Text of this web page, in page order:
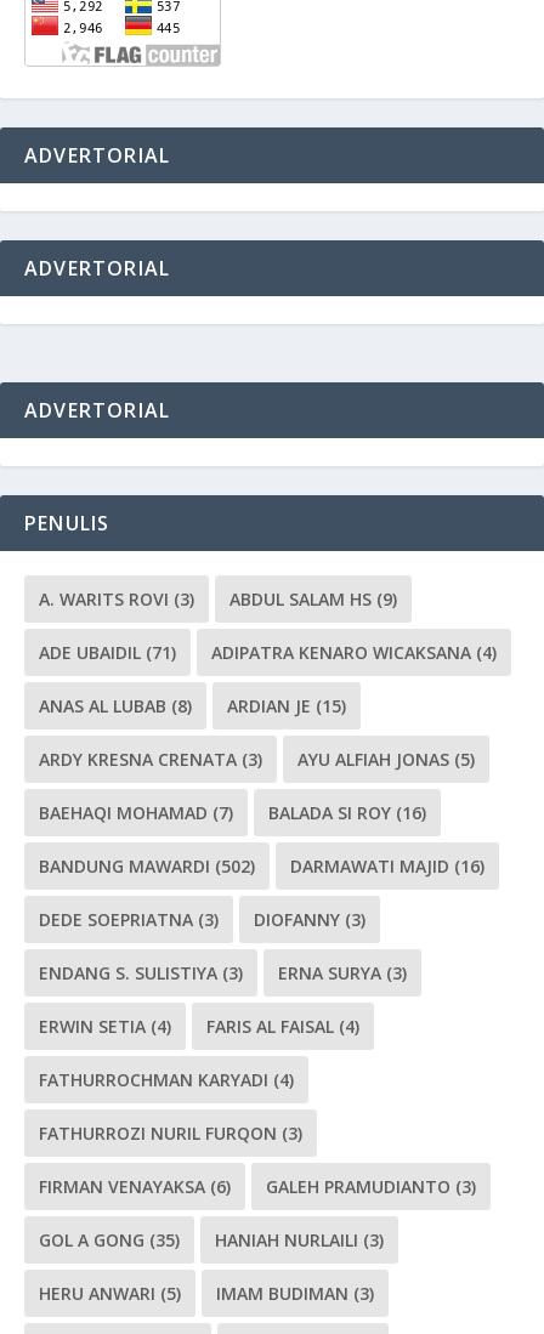
ADVERTORIAL
ADVERTORIAL
ADVERTORIAL
PENULIS
A. WARITS ROVI (3) ABDUL SALAM HS (9)
ADE UBAIDIL (71) ADIPATRA KENARO WICAKSANA (4)
ANAS AL LUBAB (8) ARDIAN JE (15)
ARDY KRESNA CRENATA (3) AYU ALFIAH JONAS (5)
BAEHAQI MOHAMAD (7) BALADA SI ROY (16)
BANDUNG MAWARDI (502) DARMAWATI MAJID (16)
DEDE SOEPRIATNA (3) DIOFANNY (3)
ENDANG S. SULISTIYA (3) ERNA SURYA (3)
ERWIN SETIA (4) FARIS AL FAISAL (4)
FATHURROCHMAN KARYADI (4)
FATHURROZI NURIL FURQON (3)
FIRMAN VENAYAKSA (6) GALEH PRAMUDIANTO (3)
GOL A GONG (35) HANIAH NURLAILI (3)
HERU ANWARI (5) IMAM BUDIMAN (3)